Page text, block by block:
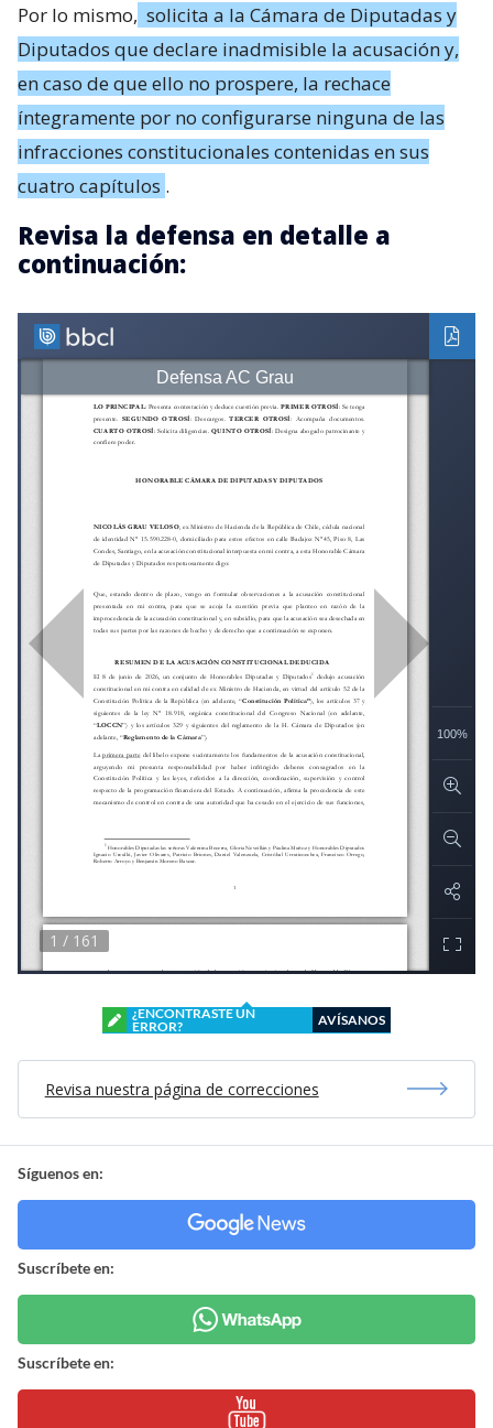
Por lo mismo, solicita a la Cámara de Diputadas y
Diputados que declare inadmisible la acusación y,
en caso de que ello no prospere, la rechace
íntegramente por no configurarse ninguna de las
infracciones constitucionales contenidas en sus
cuatro capítulos .
Revisa la defensa en detalle a
continuación:
¿ENCONTRASTE UN
ERROR?
AVÍSANOS
Revisa nuestra página de correcciones
Síguenos en:
Suscríbete en:
Suscríbete en: